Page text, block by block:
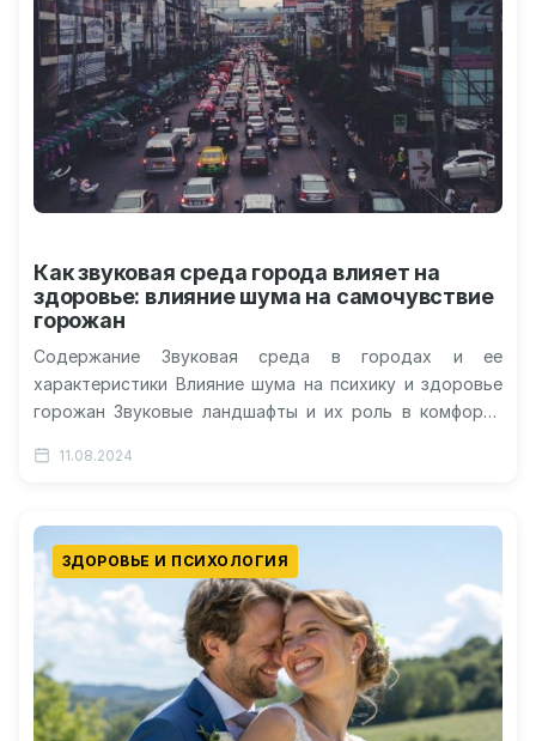
Как звуковая среда города влияет на
здоровье: влияние шума на самочувствие
горожан
Содержание Звуковая среда в городах и ее
характеристики Влияние шума на психику и здоровье
горожан Звуковые ландшафты и их роль в комфорте
11.08.2024
ЗДОРОВЬЕ И ПСИХОЛОГИЯ